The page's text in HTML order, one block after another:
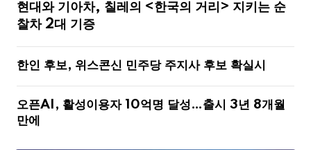
현대와 기아차, 칠레의 <한국의 거리> 지키는 순
찰차 2대 기증
한인 후보, 위스콘신 민주당 주지사 후보 확실시
오픈AI, 활성이용자 10억명 달성…출시 3년 8개월
만에